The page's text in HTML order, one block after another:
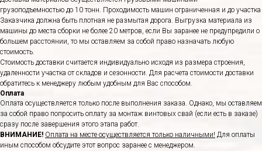
грузоподъемностью до 10 тонн. Проходимость машин ограниченная и до участка
Заказчика должна быть плотная не размытая дорога. Выгрузка материала из
машины до места сборки не более 20 метров, если Вы заранее не предупредили о
большем расстоянии, то мы оставляем за собой право назначать любую
стоимость.
Стоимость доставки считается индивидуально исходя из размера строения,
удаленности участка от складов и сезонности. Для расчета стоимости доставки
обратитесь к менеджеру любым удобным для Вас способом.
Оплата
Оплата осуществляется только после выполнения заказа. Однако, мы оставляем
за собой право попросить оплату за монтаж винтовых свай (если есть в заказе)
сразу после завершения этого этапа работ.
ВНИМАНИЕ! Оплата на месте осуществляется только наличными! Для оплаты
иным способом обсудите этот вопрос заранее с менеджером.